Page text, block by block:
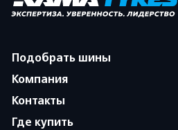
Подобрать шины
Компания
Контакты
Где купить